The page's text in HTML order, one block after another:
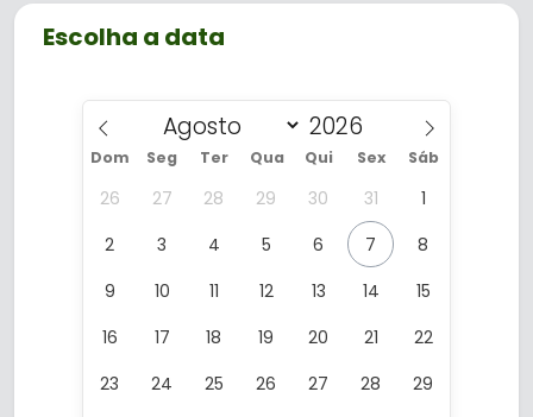
Gramado, agradando crianças, jovens e
Escolha a data
Dom Seg Ter Qua Qui Sex Sáb
26 27 28 29 30 31
1
2
3 4 5 6 7
8
9
10 11 12 13 14
15
16
17 18 19 20 21
22
23
24 25 26 27 28
29